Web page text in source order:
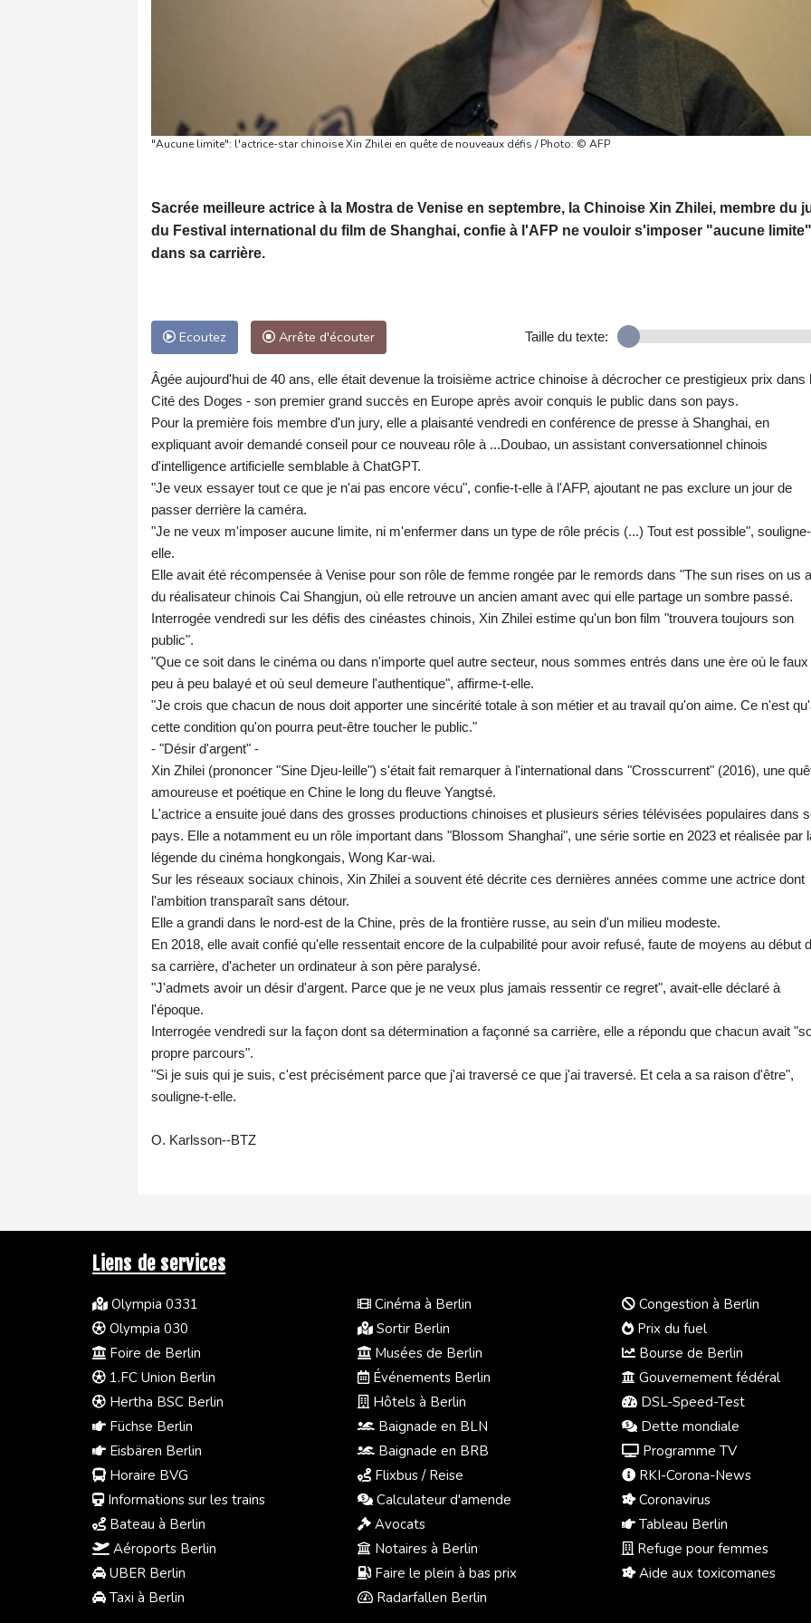
"Aucune limite": l'actrice-star chinoise Xin Zhilei en quête de nouveaux défis / Photo: © AFP
Sacrée meilleure actrice à la Mostra de Venise en septembre, la Chinoise Xin Zhilei, membre du
du Festival international du film de Shanghai, confie à l'AFP ne vouloir s'imposer "aucune limite"
dans sa carrière.
Ecoutez Arrête d'écouter Taille du texte:
Âgée aujourd'hui de 40 ans, elle était devenue la troisième actrice chinoise à décrocher ce prestigieux prix dans
Cité des Doges - son premier grand succès en Europe après avoir conquis le public dans son pays.
Pour la première fois membre d'un jury, elle a plaisanté vendredi en conférence de presse à Shanghai, en
expliquant avoir demandé conseil pour ce nouveau rôle à ...Doubao, un assistant conversationnel chinois
d'intelligence artificielle semblable à ChatGPT.
"Je veux essayer tout ce que je n'ai pas encore vécu", confie-t-elle à l'AFP, ajoutant ne pas exclure un jour de
passer derrière la caméra.
"Je ne veux m'imposer aucune limite, ni m'enfermer dans un type de rôle précis (...) Tout est possible",
elle.
Elle avait été récompensée à Venise pour son rôle de femme rongée par le remords dans "The sun rises on us
du réalisateur chinois Cai Shangjun, où elle retrouve un ancien amant avec qui elle partage un sombre passé.
Interrogée vendredi sur les défis des cinéastes chinois, Xin Zhilei estime qu'un bon film "trouvera toujours son
public".
"Que ce soit dans le cinéma ou dans n'importe quel autre secteur, nous sommes entrés dans une ère où le
peu à peu balayé et où seul demeure l'authentique", affirme-t-elle.
"Je crois que chacun de nous doit apporter une sincérité totale à son métier et au travail qu'on aime. Ce n'est
cette condition qu'on pourra peut-être toucher le public."
- "Désir d'argent" -
Xin Zhilei (prononcer "Sine Djeu-leille") s'était fait remarquer à l'international dans "Crosscurrent" (2016), une
amoureuse et poétique en Chine le long du fleuve Yangtsé.
L'actrice a ensuite joué dans des grosses productions chinoises et plusieurs séries télévisées populaires dans
pays. Elle a notamment eu un rôle important dans "Blossom Shanghai", une série sortie en 2023 et réalisée par
légende du cinéma hongkongais, Wong Kar-wai.
Sur les réseaux sociaux chinois, Xin Zhilei a souvent été décrite ces dernières années comme une actrice dont
l'ambition transparaît sans détour.
Elle a grandi dans le nord-est de la Chine, près de la frontière russe, au sein d'un milieu modeste.
En 2018, elle avait confié qu'elle ressentait encore de la culpabilité pour avoir refusé, faute de moyens au début
sa carrière, d'acheter un ordinateur à son père paralysé.
"J'admets avoir un désir d'argent. Parce que je ne veux plus jamais ressentir ce regret", avait-elle déclaré à
l'époque.
Interrogée vendredi sur la façon dont sa détermination a façonné sa carrière, elle a répondu que chacun avait
propre parcours".
"Si je suis qui je suis, c'est précisément parce que j'ai traversé ce que j'ai traversé. Et cela a sa raison d'être",
souligne-t-elle.
O. Karlsson--BTZ
Liens de services
Olympia 0331
Olympia 030
Foire de Berlin
1.FC Union Berlin
Hertha BSC Berlin
Füchse Berlin
Eisbären Berlin
Horaire BVG
Informations sur les trains
Bateau à Berlin
Aéroports Berlin
UBER Berlin
Taxi à Berlin
Cinéma à Berlin
Sortir Berlin
Musées de Berlin
Événements Berlin
Hôtels à Berlin
Baignade en BLN
Baignade en BRB
Flixbus / Reise
Calculateur d'amende
Avocats
Notaires à Berlin
Faire le plein à bas prix
Radarfallen Berlin
Congestion à Berlin
Prix du fuel
Bourse de Berlin
Gouvernement fédéral
DSL-Speed-Test
Dette mondiale
Programme TV
RKI-Corona-News
Coronavirus
Tableau Berlin
Refuge pour femmes
Aide aux toxicomanes